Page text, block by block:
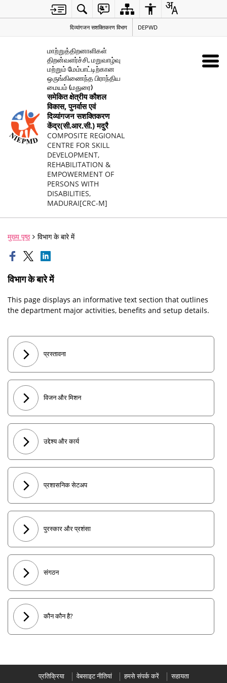
दिव्यांगजन सशक्तिकरण विभाग DEPWD
மாற்றுத்திறனாளிகள்
திறன்வளர்ச்சி, மறுவாழ்வு
மற்றும் மேம்பாட்டிற்கான
ஒருங்கிணைந்த பிராந்திய
மையம் (மதுரை)
समेकित क्षेत्रीय कौशल
विकास, पुनर्वास एवं
दिव्यांगजन सशक्तिकरण
केंद्र(सी.आर.सी.) मदुरै
COMPOSITE REGIONAL
CENTRE FOR SKILL
DEVELOPMENT,
REHABILITATION &
EMPOWERMENT OF
PERSONS WITH
DISABILITIES,
MADURAI[CRC-M]
मुख्य पृष्ठ विभाग के बारे में
विभाग के बारे में
This page displays an informative text section that outlines
the department major activities, benefits and setup details.
प्रस्तावना
विजन और मिशन
उद्देश्य और कार्य
प्रशासनिक सेटअप
पुरस्कार और प्रशंसा
संगठन
कौन कौन है?
प्रतिक्रिया वेबसाइट नीतियां हमसे संपर्क करें सहायता